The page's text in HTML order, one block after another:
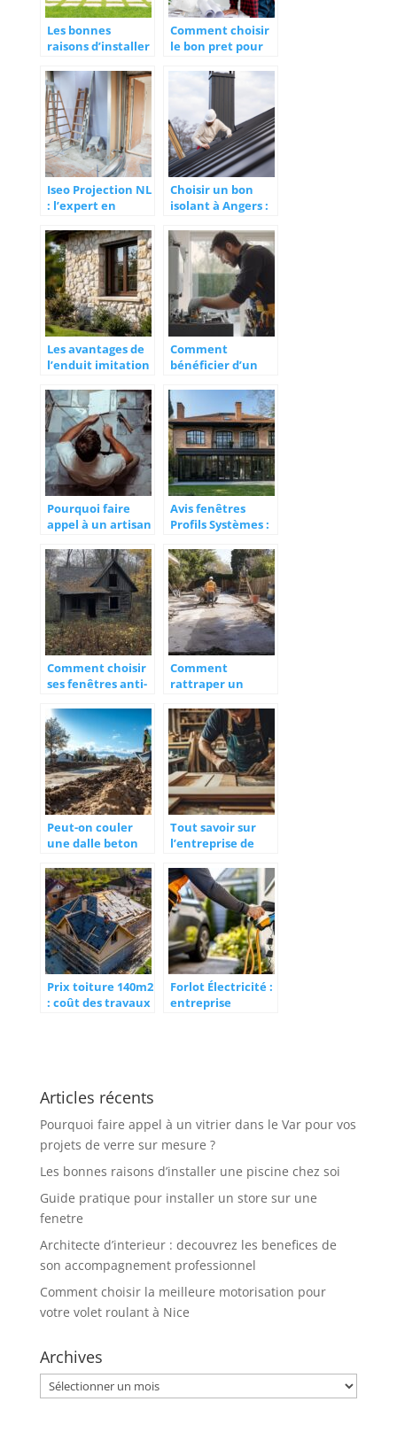
Les bonnes
raisons d’installer
soi
Comment choisir
le bon pret pour
travaux de
renovation ?
Iseo Projection NL
: l’expert en
maison
Choisir un bon
isolant à Angers :
indispensables
Les avantages de
l’enduit imitation
sublimer votre
façade :
protection
garantie contre
les aléas
climatiques
Comment
bénéficier d’un
par chauffagiste à
Vannes
Pourquoi faire
appel à un artisan
rénovation de
salle de bain à
Angers ?
Avis fenêtres
Profils Systèmes :
dernières
technologies en
matière de
fenêtres sur
mesure
Comment choisir
ses fenêtres anti-
conseils d’experts
d’isolationphoniq
ue.fr
Comment
rattraper un
raté : 5
techniques
professionnelles
pour sauver votre
terrasse
Peut-on couler
une dalle beton
la terre ?
Techniques de
drainage pour
une construction
durable
Tout savoir sur
l’entreprise de
extérieure à Caen
et ses services sur
mesure
Prix toiture 140m2
: coût des travaux
Forlot Électricité :
entreprise
sont-elles aux
normes ?
Articles récents
Pourquoi faire appel à un vitrier dans le Var pour vos
projets de verre sur mesure ?
Les bonnes raisons d’installer une piscine chez soi
Guide pratique pour installer un store sur une
fenetre
Architecte d’interieur : decouvrez les benefices de
son accompagnement professionnel
Comment choisir la meilleure motorisation pour
votre volet roulant à Nice
Archives
Archives